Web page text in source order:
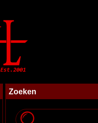
Zoeken